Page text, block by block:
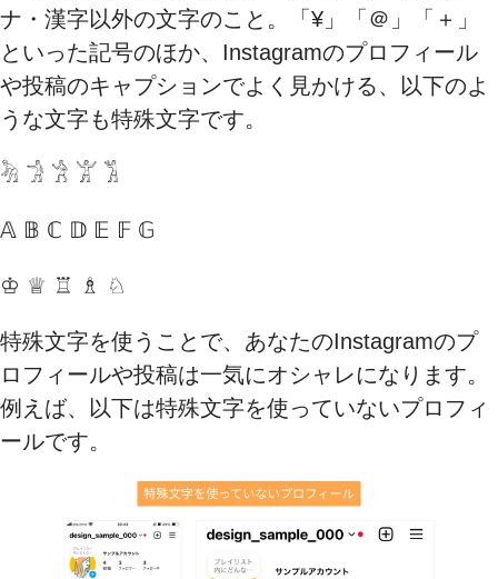
ナ・漢字以外の文字のこと。「¥」「＠」「＋」
といった記号のほか、Instagramのプロフィール
や投稿のキャプションでよく見かける、以下のよ
うな文字も特殊文字です。
𓀓 𓀞 𓀟 𓀠 𓀢
𝔸 𝔹 ℂ 𝔻 𝔼 𝔽 𝔾
♔ ♕ ♖ ♗ ♘
特殊文字を使うことで、あなたのInstagramのプ
ロフィールや投稿は一気にオシャレになります。
例えば、以下は特殊文字を使っていないプロフィ
ールです。